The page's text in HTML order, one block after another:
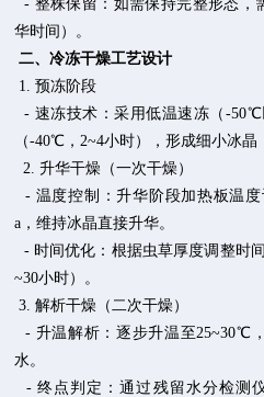
- 整株保留：如需保持完整形态，
华时间）。
二、冷冻干燥工艺设计
1. 预冻阶段
- 速冻技术：采用低温速冻（-50℃
（-40℃，2~4小时），形成细小冰晶
2. 升华干燥（一次干燥）
- 温度控制：升华阶段加热板温
a，维持冰晶直接升华。
- 时间优化：根据虫草厚度调整时
~30小时）。
3. 解析干燥（二次干燥）
- 升温解析：逐步升温至25~30℃
水。
- 终点判定：通过残留水分检测